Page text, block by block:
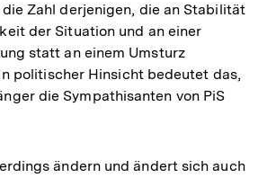
Zahl derjenigen, die an Stabilität
der Situation und an einer
statt an einem Umsturz
politischer Hinsicht bedeutet das,
die Sympathisanten von PiS
ändern und ändert sich auch